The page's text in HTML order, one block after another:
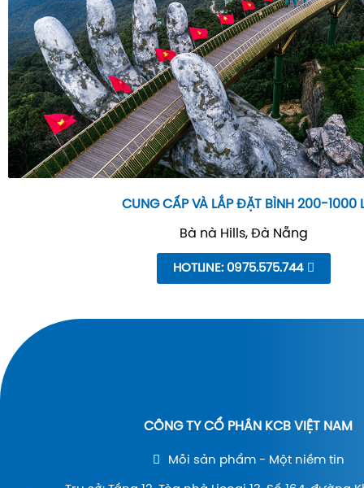
CUNG CẤP VÀ LẮP ĐẶT BÌNH 200-1000
Bà nà Hills, Đà Nẵng
HOTLINE: 0975.575.744
CÔNG TY CỔ PHẦN KCB VIỆT NAM
Mỗi sản phẩm - Một niềm tin